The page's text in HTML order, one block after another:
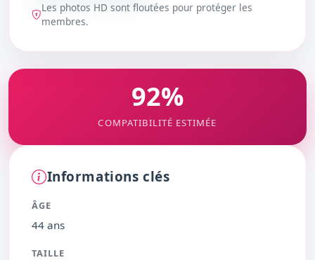
DÉBLOQUER
Les photos HD sont floutées pour protéger les
membres.
92%
COMPATIBILITÉ ESTIMÉE
Informations clés
ÂGE
44 ans
TAILLE